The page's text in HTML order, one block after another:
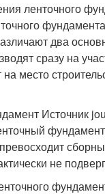
ленточного
два
сразу на
на место
Источник
не